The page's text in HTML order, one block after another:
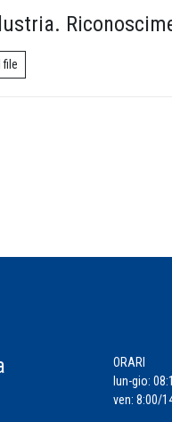
file
ORARI
lun-gio:
ven: 8:00/